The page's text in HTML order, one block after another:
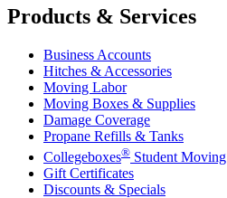
Products & Services
Business Accounts
Hitches & Accessories
Moving Labor
Moving Boxes & Supplies
Damage Coverage
Propane Refills & Tanks
Collegeboxes® Student Moving
Gift Certificates
Discounts & Specials